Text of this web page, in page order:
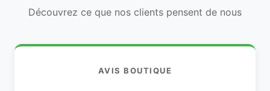
Découvrez ce que nos clients pensent de nous
AVIS BOUTIQUE